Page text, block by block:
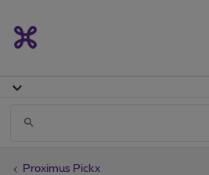
Proximus Pickx